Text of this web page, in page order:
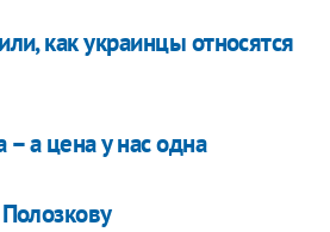
как украинцы относятся
а цена у нас одна